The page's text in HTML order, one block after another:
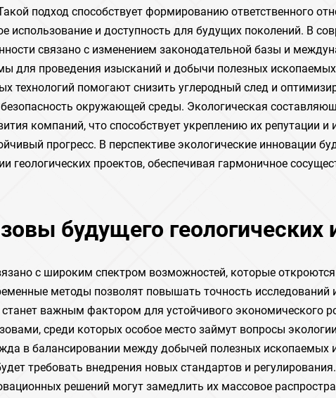
подход способствует формированию ответственного
использование и доступность для будущих поколений. В
связано с изменением законодательной базы и
для проведения изысканий и добычи полезных
технологий помогают снизить углеродный след и
окружающей среды. Экологическая
компаний, что способствует укреплению их репутации и
прогресс. В перспективе экологические инновации
геологических проектов, обеспечивая гармоничное
будущего геологических
с широким спектром возможностей, которые
методы позволят повышать точность исследований
важным фактором для устойчивого экономического
среди которых особое место займут вопросы
в балансировании между добычей полезных ископаемых
требовать внедрения новых стандартов и
решений могут замедлить их массовое